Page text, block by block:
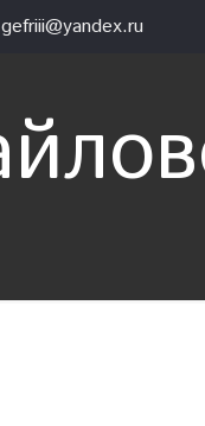
gefriii@yandex.ru